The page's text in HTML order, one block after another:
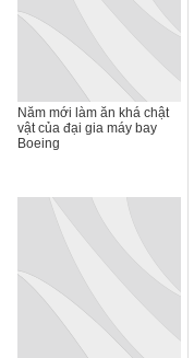
Năm mới làm ăn khá chật
vật của đại gia máy bay
Boeing